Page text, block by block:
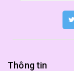
Thông tin